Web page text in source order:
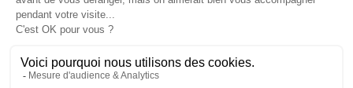
Une boutique élaborée avec par RGOODS